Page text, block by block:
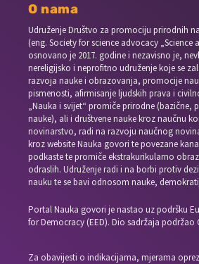
O nama
Udruženje Društvo za promociju prirodnih
(eng. Society for science advocacy „Science
osnovano je 2017. godine i nezavisno je,
nereligijsko i neprofitno udruženje koje se
razvoja nauke i obrazovanja, promocije
pismenosti, afirmisanje ljudskih prava i
„Nauka i svijet“ promiče prirodne (bazične,
nauke), ali i društvene nauke kroz naučnu
novinarstvo, radi na razvoju naučnog
kroz website Nauka govori te povezane
podkaste te promiče ekstrakurikularno
odraslih. Udruženje radi i na borbi protiv
nauku te se bavi odnosom nauke,
Portal Nauka govori je nastao uz podršku
for Democracy (EED). Dio sadržaja podržao
Za obavijesti o indikacijama, mjerama